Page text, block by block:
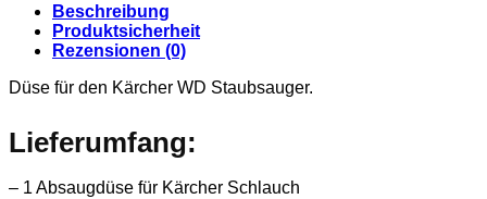
Beschreibung
Produktsicherheit
Rezensionen (0)
Düse für den Kärcher WD Staubsauger.
Lieferumfang:
– 1 Absaugdüse für Kärcher Schlauch